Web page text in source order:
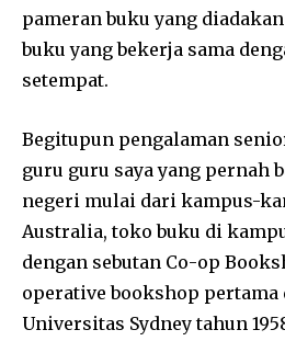
pameran buku yang
buku yang bekerja sama
setempat.
Begitupun pengalaman
guru guru saya yang pernah
negeri mulai dari kampus-
Australia, toko buku di
dengan sebutan Co-op
operative bookshop
Universitas Sydney tahun